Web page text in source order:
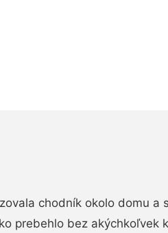
chodník okolo domu a
prebehlo bez akýchkoľvek